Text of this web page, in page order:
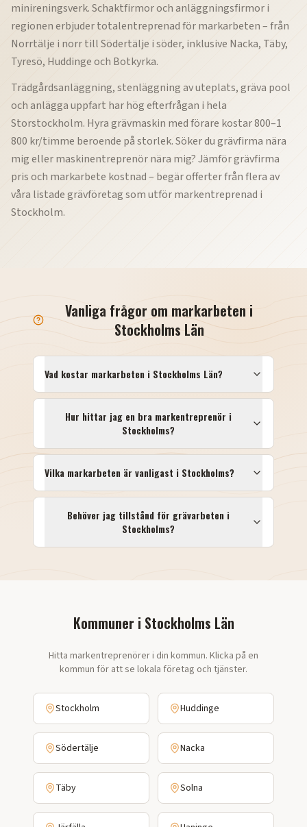
minireningsverk. Schaktfirmor och anläggningsfirmor i
regionen erbjuder totalentreprenad för markarbeten – från
Norrtälje i norr till Södertälje i söder, inklusive Nacka, Täby,
Tyresö, Huddinge och Botkyrka.
Trädgårdsanläggning, stenläggning av uteplats, gräva pool
och anlägga uppfart har hög efterfrågan i hela
Storstockholm. Hyra grävmaskin med förare kostar 800–1
800 kr/timme beroende på storlek. Söker du grävfirma nära
mig eller maskinentreprenör nära mig? Jämför grävfirma
pris och markarbete kostnad – begär offerter från flera av
våra listade grävföretag som utför markentreprenad i
Stockholm.
Vanliga frågor om markarbeten i
Stockholms Län
Vad kostar markarbeten i Stockholms Län?
Hur hittar jag en bra markentreprenör i
Stockholms?
Vilka markarbeten är vanligast i Stockholms?
Behöver jag tillstånd för grävarbeten i
Stockholms?
Kommuner i Stockholms Län
Hitta markentreprenörer i din kommun. Klicka på en
kommun för att se lokala företag och tjänster.
Stockholm Huddinge
Södertälje Nacka
Täby Solna